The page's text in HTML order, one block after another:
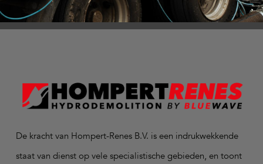
De kracht van Hompert-Renes B.V. is een indrukwekkende
staat van dienst op vele specialistische gebieden, en toont